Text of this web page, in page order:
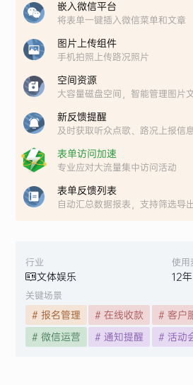
行业
文体娱乐
使用
12
关键场景
# 报名管理 # 在线收款 # 客户
# 微信运营
# 通知提醒 # 活动
嵌入微信平台
将表单一键插入微信菜单和文章
图片上传组件
手机拍照上传路况照片
空间资源
大容量磁盘空间，智能管理图片
新反馈提醒
及时获取听众点歌、路况上报信
表单访问加速
专业应对大流量集中访问活动
表单反馈列表
自动汇总数据报表，支持筛选导